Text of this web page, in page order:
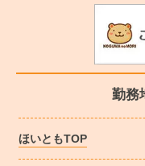
勤務
ほいともTOP